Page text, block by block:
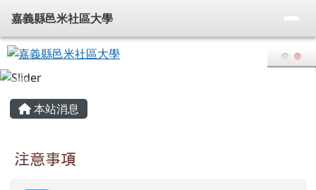
嘉義縣邑米社區大學
導覽列
嘉義縣邑米社區大學
主內容區域
本站消息
注意事項
頁尾區域